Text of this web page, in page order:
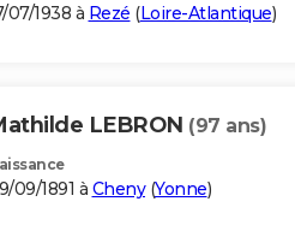
07/1938 à Rezé (Loire-Atlantique)
LEBRON (97 ans)
09/1891 à Cheny(Yonne)